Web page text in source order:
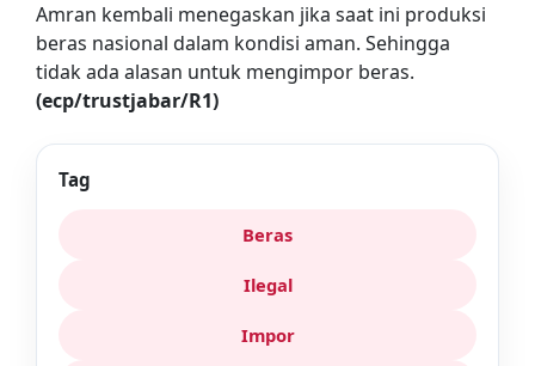
Amran kembali menegaskan jika saat ini produksi
beras nasional dalam kondisi aman. Sehingga
tidak ada alasan untuk mengimpor beras.
(ecp/trustjabar/R1)
Tag
Beras
Ilegal
Impor